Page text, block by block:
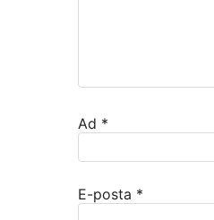
Ad *
E-posta *